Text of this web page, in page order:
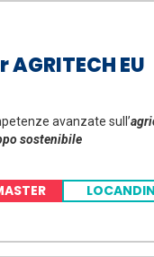
EU
avanzate sull’
sostenibile